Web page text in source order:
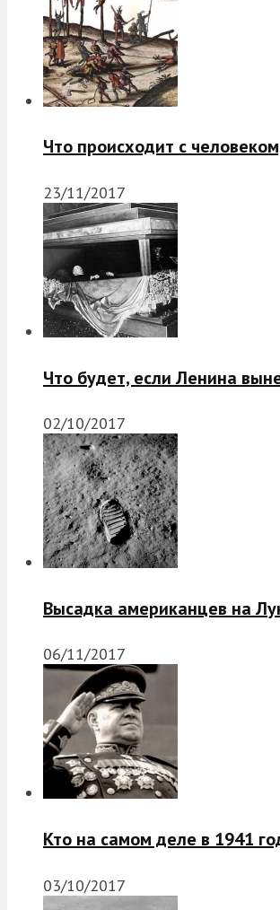
Что происходит с
23/11/2017
Что будет, если Ленина
02/10/2017
Высадка американцев на
06/11/2017
Кто на самом деле в 1941
03/10/2017